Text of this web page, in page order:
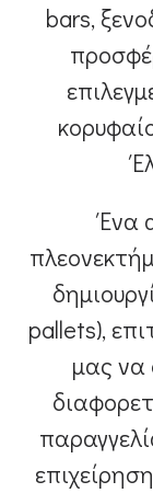
bars,
Ένα
pallets),
μας να